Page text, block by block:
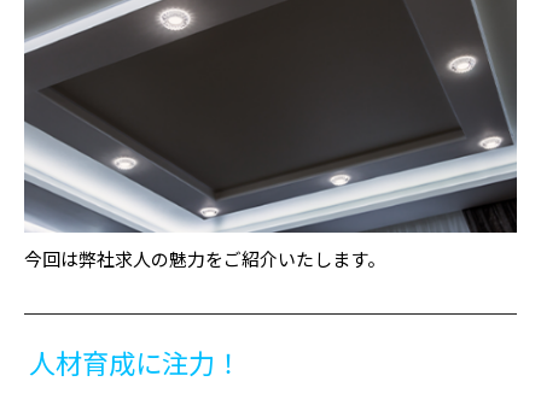
今回は弊社求人の魅力をご紹介いたします。
人材育成に注力！